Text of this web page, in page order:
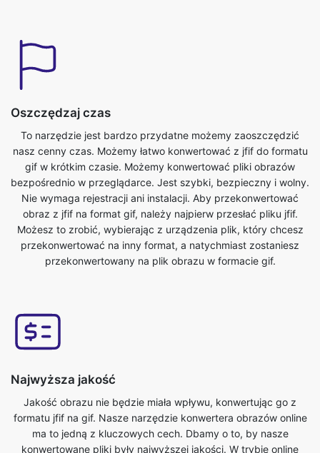
Oszczędzaj czas
To narzędzie jest bardzo przydatne możemy zaoszczędzić
nasz cenny czas. Możemy łatwo konwertować z jfif do formatu
bezpośrednio w przeglądarce. Jest szybki, bezpieczny i wolny.
Nie wymaga rejestracji ani instalacji. Aby przekonwertować
obraz z jfif na format gif, należy najpierw przesłać pliku jfif.
Możesz to zrobić, wybierając z urządzenia plik, który chcesz
przekonwertować na inny format, a natychmiast zostaniesz
przekonwertowany na plik obrazu w formacie gif.
Najwyższa jakość
Jakość obrazu nie będzie miała wpływu, konwertując go z
ma to jedną z kluczowych cech. Dbamy o to, by nasze
konwertowane pliki były najwyższej jakości. W trybie online
darmo jfif na gif konwertuj pliki obrazów w ciągu kilku sekund.
Korzystanie z darmowej jfif do gif funkcji konwertera obrazów
jest dość łatwe wystarczy przesłać oryginalny plik i dostaniesz
przekonwertowany gif format pliku obrazu.